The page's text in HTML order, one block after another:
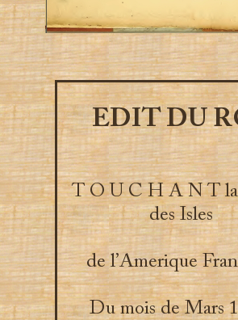
EDIT DU
T O U C H A N T la
des Isles
de l’Amerique
Du mois de Mars